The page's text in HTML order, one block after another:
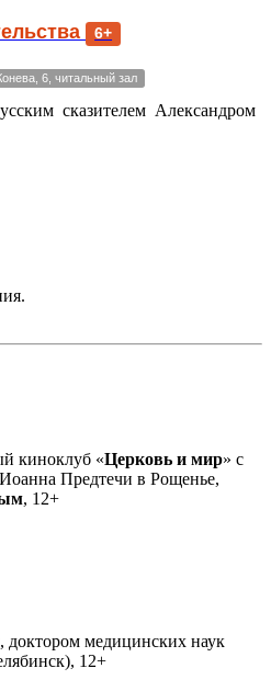
6+
6, читальный зал
сказителем Александром
киноклуб «Церковь и мир» с
Предтечи в Рощенье,
, 12+
доктором медицинских наук
12+